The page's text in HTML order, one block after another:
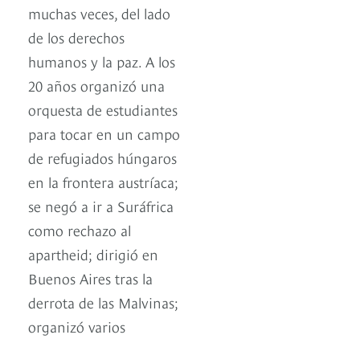
muchas veces, del lado
de los derechos
humanos y la paz. A los
20 años organizó una
orquesta de estudiantes
para tocar en un campo
de refugiados húngaros
en la frontera austríaca;
se negó a ir a Suráfrica
como rechazo al
apartheid; dirigió en
Buenos Aires tras la
derrota de las Malvinas;
organizó varios